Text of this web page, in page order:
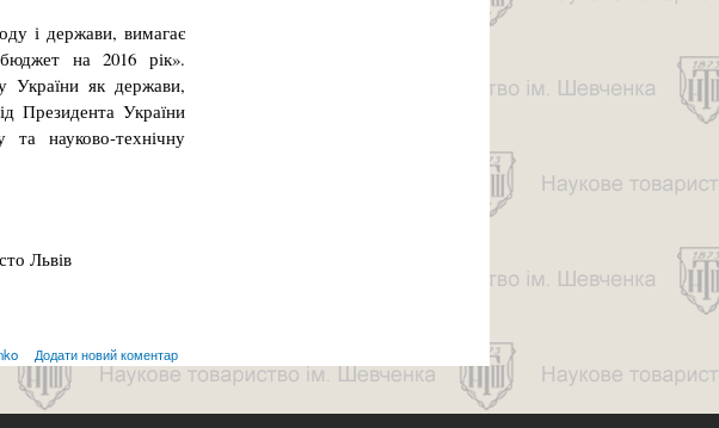
і держави, вимагає
на 2016 рік».
України як держави,
Президента України
науково-технічну
Львів
Додати новий коментар